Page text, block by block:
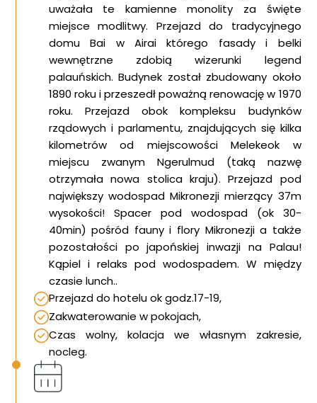
uważała te kamienne monolity za święte
miejsce modlitwy. Przejazd do tradycyjnego
domu Bai w Airai którego fasady i belki
wewnętrzne zdobią wizerunki legend
palauńskich. Budynek został zbudowany około
1890 roku i przeszedł poważną renowację w 1970
roku. Przejazd obok kompleksu budynków
rządowych i parlamentu, znajdujących się kilka
kilometrów od miejscowości Melekeok w
miejscu zwanym Ngerulmud (taką nazwę
otrzymała nowa stolica kraju). Przejazd pod
największy wodospad Mikronezji mierzący 37m
wysokości! Spacer pod wodospad (ok 30-
40min) pośród fauny i flory Mikronezji a także
pozostałości po japońskiej inwazji na Palau!
Kąpiel i relaks pod wodospadem. W między
czasie lunch..
Przejazd do hotelu ok godz.17-19,
Zakwaterowanie w pokojach,
Czas wolny, kolacja we własnym zakresie,
nocleg.